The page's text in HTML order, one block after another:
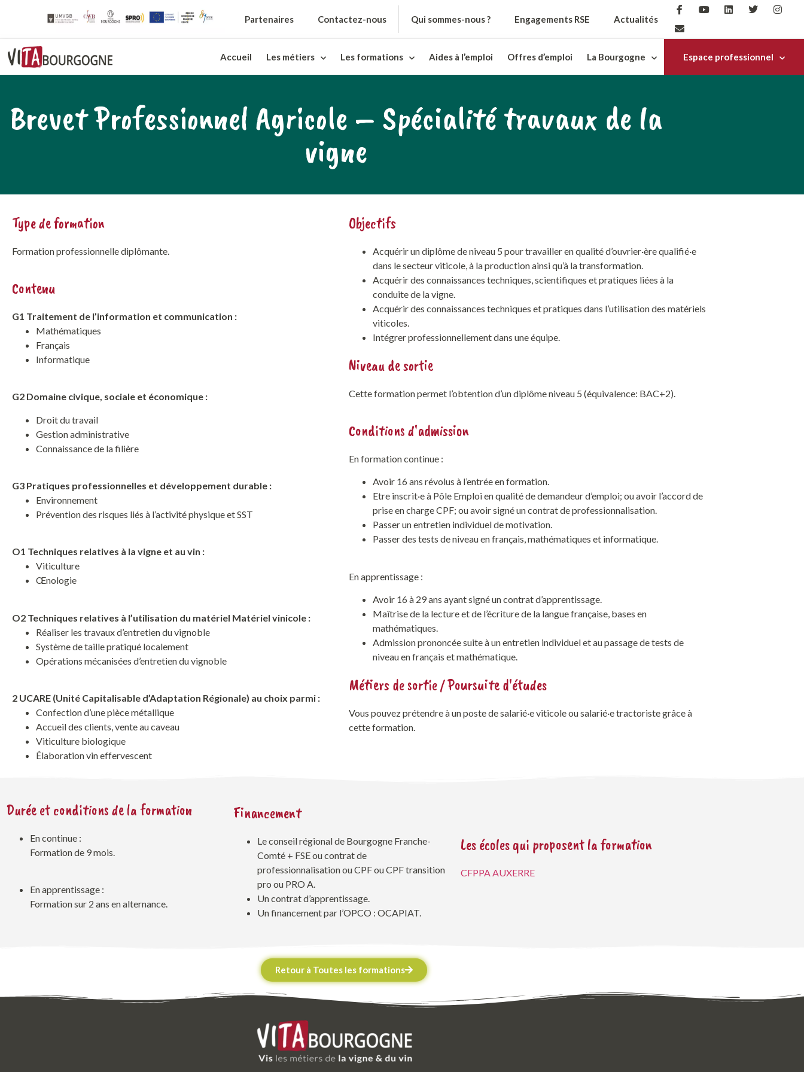
Partenaires Contactez-nous Qui sommes-nous ? Engagements RSE Actualités
Accueil Les métiers Les formations Aides à l’emploi Offres d’emploi La Bourgogne Espace professionnel
Brevet Professionnel Agricole – Spécialité travaux de la
vigne
Type de formation
Formation professionnelle diplômante.
Contenu
G1 Traitement de l’information et communication :
Mathématiques
Français
Informatique
G2 Domaine civique, sociale et économique :
Droit du travail
Gestion administrative
Connaissance de la filière
G3 Pratiques professionnelles et développement durable :
Environnement
Prévention des risques liés à l’activité physique et SST
O1 Techniques relatives à la vigne et au vin :
Viticulture
Œnologie
O2 Techniques relatives à l’utilisation du matériel Matériel vinicole :
Réaliser les travaux d’entretien du vignoble
Système de taille pratiqué localement
Opérations mécanisées d’entretien du vignoble
2 UCARE (Unité Capitalisable d’Adaptation Régionale) au choix parmi :
Confection d’une pièce métallique
Accueil des clients, vente au caveau
Viticulture biologique
Élaboration vin effervescent
Objectifs
Acquérir un diplôme de niveau 5 pour travailler en qualité d’ouvrier·ère qualifié·e
dans le secteur viticole, à la production ainsi qu’à la transformation.
Acquérir des connaissances techniques, scientifiques et pratiques liées à la
conduite de la vigne.
Acquérir des connaissances techniques et pratiques dans l’utilisation des matériels
viticoles.
Intégrer professionnellement dans une équipe.
Niveau de sortie
Cette formation permet l’obtention d’un diplôme niveau 5 (équivalence: BAC+2).
Conditions d'admission
En formation continue :
Avoir 16 ans révolus à l’entrée en formation.
Etre inscrit·e à Pôle Emploi en qualité de demandeur d’emploi; ou avoir l’accord de
prise en charge CPF; ou avoir signé un contrat de professionnalisation.
Passer un entretien individuel de motivation.
Passer des tests de niveau en français, mathématiques et informatique.
En apprentissage :
Avoir 16 à 29 ans ayant signé un contrat d’apprentissage.
Maîtrise de la lecture et de l’écriture de la langue française, bases en
mathématiques.
Admission prononcée suite à un entretien individuel et au passage de tests de
niveau en français et mathématique.
Métiers de sortie / Poursuite d'études
Vous pouvez prétendre à un poste de salarié·e viticole ou salarié·e tractoriste grâce à
cette formation.
Durée et conditions de la formation
En continue :
Formation de 9 mois.
En apprentissage :
Formation sur 2 ans en alternance.
Financement
Le conseil régional de Bourgogne Franche-
Comté + FSE ou contrat de
professionnalisation ou CPF ou CPF transition
pro ou PRO A.
Un contrat d’apprentissage.
Un financement par l’OPCO : OCAPIAT.
Les écoles qui proposent la formation
CFPPA AUXERRE
Retour à Toutes les formations